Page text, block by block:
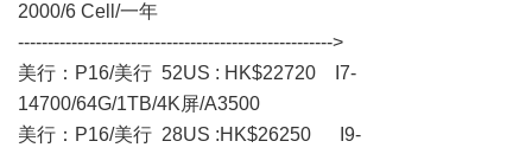
2000/6 Cell/一年
----------------------------------------------------->
美行： P16/美行 52US : HK$22720 I7-
14700/64G/1TB/4K屏/A3500
美行： P16/美行 28US :HK$26250 I9-